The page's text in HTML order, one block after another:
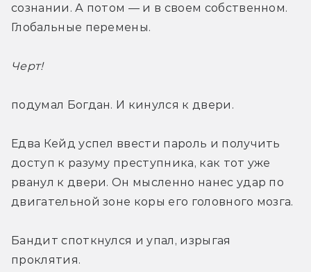
сознании. А потом — и в своем собственном.
Глобальные перемены.
Черт!
подумал Богдан. И кинулся к двери.
Едва Кейд успел ввести пароль и получить
доступ к разуму преступника, как тот уже
рванул к двери. Он мысленно нанес удар по
двигательной зоне коры его головного мозга.
Бандит споткнулся и упал, изрыгая
проклятия.